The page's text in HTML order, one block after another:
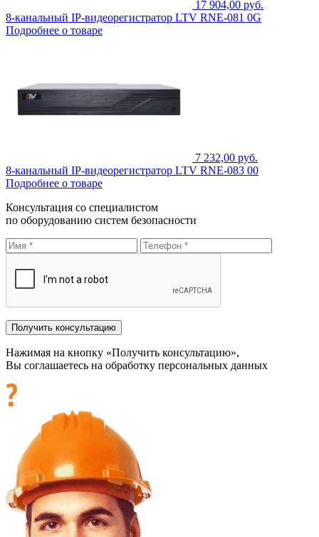
17 904,00 руб.
8-канальный IP-видеорегистратор LTV RNE-081 0G
Подробнее о товаре
7 232,00 руб.
8-канальный IP-видеорегистратор LTV RNE-083 00
Подробнее о товаре
Консультация со специалистом
по оборудованию систем безопасности
Нажимая на кнопку «Получить консультацию»,
Вы соглашаетесь на обработку персональных данных